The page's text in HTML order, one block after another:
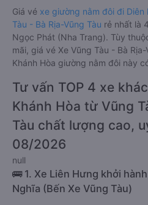
Giá vé xe giường nằm đôi đi Diên
Tàu - Bà Rịa-Vũng Tàu rẻ nhất là
Ngọc Phát (Nha Trang). Tùy
mãi, giá vé Xe Vũng Tàu - Bà
Khánh Hòa giường nằm đôi này
Tư vấn TOP 4 xe
Khánh Hòa từ Vũng
Tàu chất lượng cao,
08/2026
null
🚌 1. Xe Liên Hưng khởi
Nghĩa (Bến Xe Vũng Tàu)